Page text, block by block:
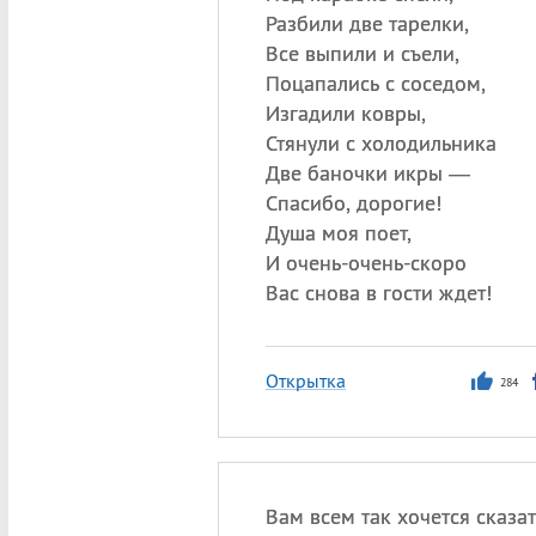
Разбили две тарелки,
Все выпили и съели,
Поцапались с соседом,
Изгадили ковры,
Стянули с холодильника
Две баночки икры —
Спасибо, дорогие!
Душа моя поет,
И очень-очень-скоро
Вас снова в гости ждет!
Открытка 284
Вам всем так хочется